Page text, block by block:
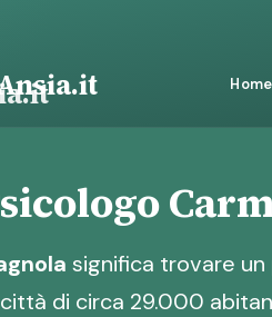
significa trovare
di circa 29.000